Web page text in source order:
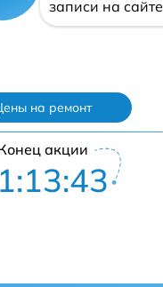
записи на сайте
на ремонт
акции